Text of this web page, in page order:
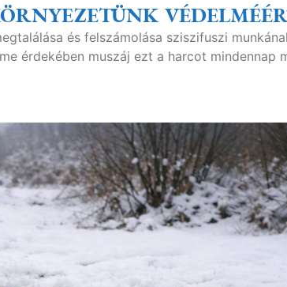
és felszámolása sziszifuszi
érdekében muszáj ezt a harcot mindennap